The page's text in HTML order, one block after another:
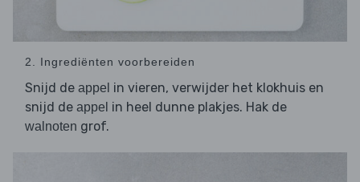
2. Ingrediënten voorbereiden
Snijd de appel in vieren, verwijder het klokhuis en
snijd de appel in heel dunne plakjes. Hak de
walnoten grof.